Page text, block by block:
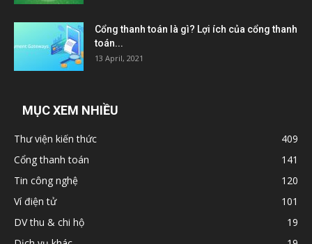
Cổng thanh toán là gì? Lợi ích của cổng thanh
toán...
13 April, 2021
MỤC XEM NHIỀU
Thư viện kiến thức
409
Cổng thanh toán
141
Tin công nghệ
120
Ví điện tử
101
DV thu & chi hộ
19